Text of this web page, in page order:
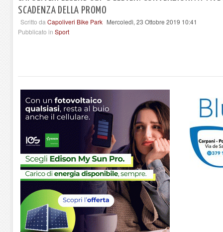
SCADENZA DELLA PROMO
Scritto da Capoliveri Bike Park Mercoledì, 23 Ottobre 2019 10:41
Pubblicato in Sport